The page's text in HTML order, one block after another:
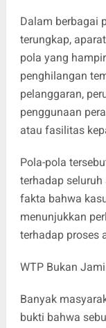
Dalam berbagai
terungkap,
pola yang
penghilangan
pelanggaran,
penggunaan
atau fasilitas
Pola-pola
terhadap
fakta bahwa
menunjukkan
terhadap proses
WTP Bukan
Banyak
bukti bahwa